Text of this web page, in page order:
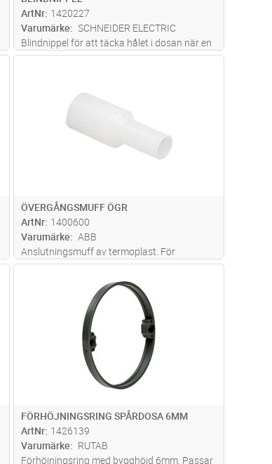
ArtNr 1420227
Varumärke
SCHNEIDER ELECTRIC
Blindnippel för att täcka hålet i dosan när en
stuts har tagits bort.
ÖVERGÅNGSMUFF ÖGR
ArtNr 1400600
Varumärke
ABB
Anslutningsmuff av termoplast. För
anslutning av 20 mm rör till dosans 16 mm
stuts, längd 60 mm. Tillverkad av halogenfritt
material (IEC/61249-2-21).
Lägg i kundvagn
FÖRHÖJNINGSRING SPÅRDOSA 6MM
ArtNr 1426139
Varumärke
RUTAB
Förhöjningsring med bygghöjd 6mm. Passar